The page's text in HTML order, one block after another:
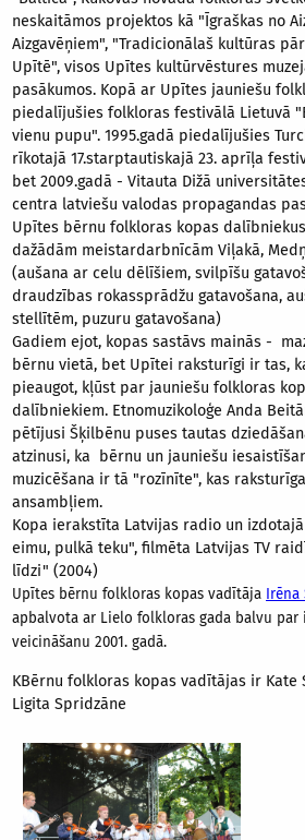
neskaitāmos projektos kā "Īgraškas no
Aizgavēņiem", "Tradicionālaš kultūras
Upītē", visos Upītes kultūrvēstures
pasākumos. Kopā ar Upītes jauniešu
piedalījušies folkloras festivālā Lietuvā
vienu pupu". 1995.gadā piedalījušies
rīkotajā 17.starptautiskajā 23. aprīļa
bet 2009.gadā - Vitauta Dižā
centra latviešu valodas propagandas
Upītes bērnu folkloras kopas
dažādām meistardarbnīcām Viļakā,
(aušana ar celu dēlīšiem, svilpīšu
draudzības rokassprādžu gatavošana,
stellītēm, puzuru gatavošana)
Gadiem ejot, kopas sastāvs mainās -
bērnu vietā, bet Upītei raksturīgi ir tas,
pieaugot, kļūst par jauniešu folkloras
dalībniekiem. Etnomuzikoloģe Anda
pētījusi Šķilbēnu puses tautas
atzinusi, ka bērnu un jauniešu
muzicēšana ir tā "rozīnīte", kas
ansambļiem.
Kopa ierakstīta Latvijas radio un
eimu, pulkā teku", filmēta Latvijas TV
līdzi" (2004)
Upītes bērnu folkloras kopas vadītāja
apbalvota ar Lielo folkloras gada balvu par
veicināšanu 2001. gadā.
KBērnu folkloras kopas vadītājas ir Kate
Ligita Spridzāne